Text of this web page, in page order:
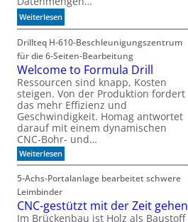
a
t
z
1
7
d
e
k
t
Weiterlesen:
S
c
h
n
e
l
l
e
r
z
u
K
I
-
M
Drillteq H-610-Beschleunigungszentrum
für die 6-Seiten-Bearbeitung
Welcome to Formula Drill
Ressourcen sind knapp, Kosten
steigen. Von der Produktion fordert
das mehr Effizienz und
Geschwindigkeit. Homag antwortet
darauf mit einem dynamischen
CNC-Bohr- und…
Weiterlesen:
W
l
c
o
m
5-Achs-Portalanlage bearbeitet schwere
Leimbinder
CNC-gestützt mit der Zeit gehen
Im Brückenbau ist Holz als Baustoff